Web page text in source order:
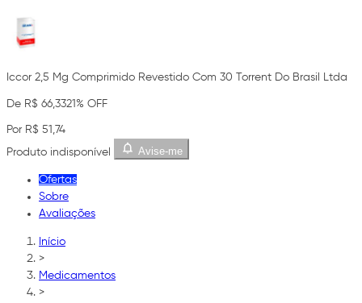
Iccor 2,5 Mg Comprimido Revestido Com 30 Torrent Do Brasil Ltda
De R$ 66,3321% OFF
Por R$ 51,74
Produto indisponível
Avise-me
Ofertas
Sobre
Avaliações
Início
>
Medicamentos
>